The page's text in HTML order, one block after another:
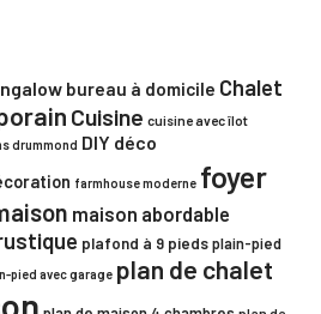
bureau à domicile Chalet
Cuisine cuisine avec îlot
drummond DIY déco
farmhouse moderne foyer
maison abordable
plafond à 9 piedsplain-pied
pied avec garage plan de chalet